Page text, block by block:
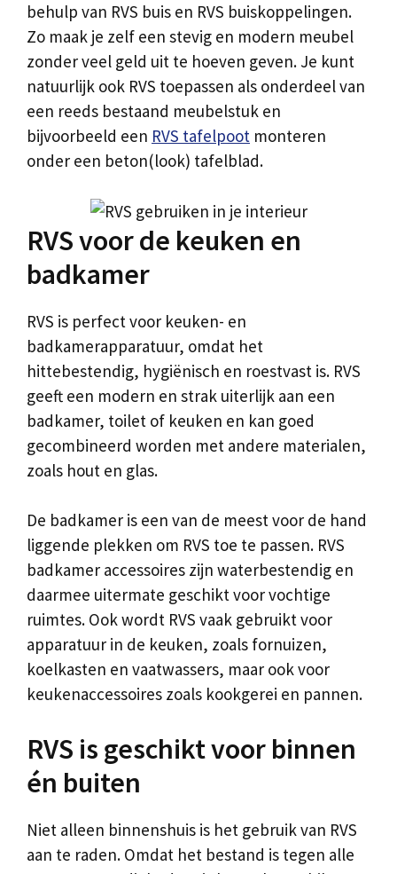
behulp van RVS buis en RVS buiskoppelingen.
Zo maak je zelf een stevig en modern meubel
zonder veel geld uit te hoeven geven. Je kunt
natuurlijk ook RVS toepassen als onderdeel van
een reeds bestaand meubelstuk en
bijvoorbeeld een RVS tafelpoot monteren
onder een beton(look) tafelblad.
RVS voor de keuken en
badkamer
RVS is perfect voor keuken- en
badkamerapparatuur, omdat het
hittebestendig, hygiënisch en roestvast is. RVS
geeft een modern en strak uiterlijk aan een
badkamer, toilet of keuken en kan goed
gecombineerd worden met andere materialen,
zoals hout en glas.
De badkamer is een van de meest voor de hand
liggende plekken om RVS toe te passen. RVS
badkamer accessoires zijn waterbestendig en
daarmee uitermate geschikt voor vochtige
ruimtes. Ook wordt RVS vaak gebruikt voor
apparatuur in de keuken, zoals fornuizen,
koelkasten en vaatwassers, maar ook voor
keukenaccessoires zoals kookgerei en pannen.
RVS is geschikt voor binnen
én buiten
Niet alleen binnenshuis is het gebruik van RVS
aan te raden. Omdat het bestand is tegen alle